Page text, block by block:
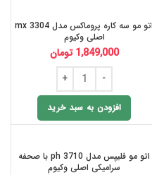
اتو مو سه کاره پروماکس مدل mx 3304
اصلی وکیوم
1,849,000 تومان
افزودن به سبد خرید
اتو مو فلیپس مدل ph 3710 با صحفه
سرامیکی اصلی وکیوم